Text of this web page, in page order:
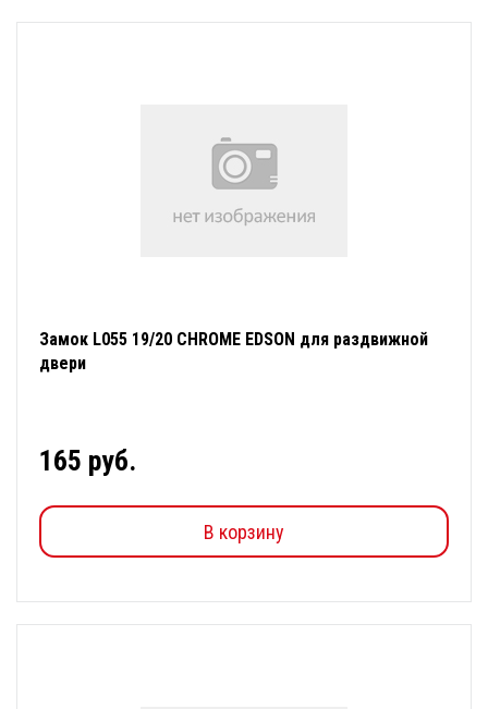
Замок L055 19/20 CHROME EDSON для раздвижной
двери
165 руб.
В корзину